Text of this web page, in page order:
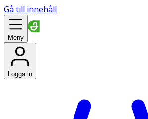
Gå till innehåll
Meny
Logga in